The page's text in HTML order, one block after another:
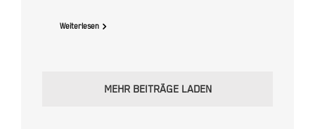
Weiterlesen
MEHR BEITRÄGE LADEN